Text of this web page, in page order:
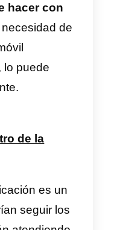
ahorrar mucho
también el
al momento de
agente
chat o se le
pueda leerlas
una